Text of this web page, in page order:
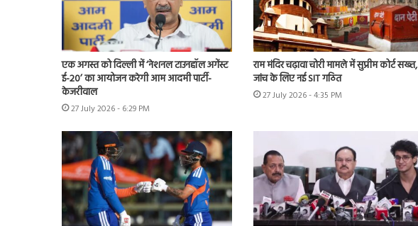
एक अगस्त को दिल्ली में ‘नेशनल टाउनहॉल अगेंस्ट
ई-20’ का आयोजन करेगी आम आदमी पार्टी-
केजरीवाल
27 July 2026 - 6:29 PM
राम मंदिर चढ़ावा चोरी मामले में सुप्रीम कोर्ट सख्त,
जांच के लिए नई SIT गठित
27 July 2026 - 4:35 PM